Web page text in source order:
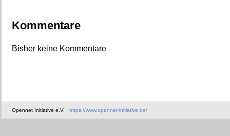
Kommentare
Bisher keine Kommentare
Opennet Initiative e.V. · https://www.opennet-initiative.de/